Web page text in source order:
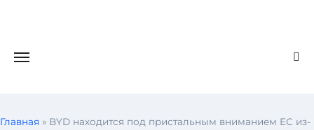
Главная » BYD находится под пристальным вниманием ЕС из-